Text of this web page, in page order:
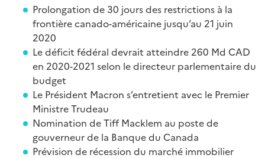
Prolongation de 30 jours des restrictions à la
frontière canado-américaine jusqu’au 21 juin
2020
Le déficit fédéral devrait atteindre 260 Md CAD
en 2020-2021 selon le directeur parlementaire du
budget
Le Président Macron s’entretient avec le Premier
Ministre Trudeau
Nomination de Tiff Macklem au poste de
gouverneur de la Banque du Canada
Prévision de récession du marché immobilier